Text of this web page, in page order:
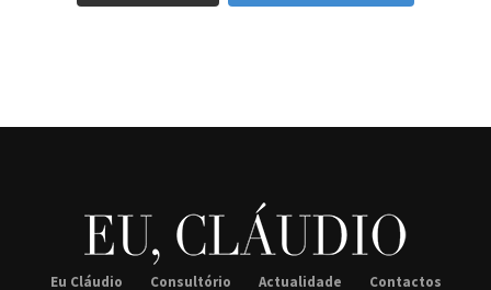
Eu Cláudio Consultório Actualidade Contactos